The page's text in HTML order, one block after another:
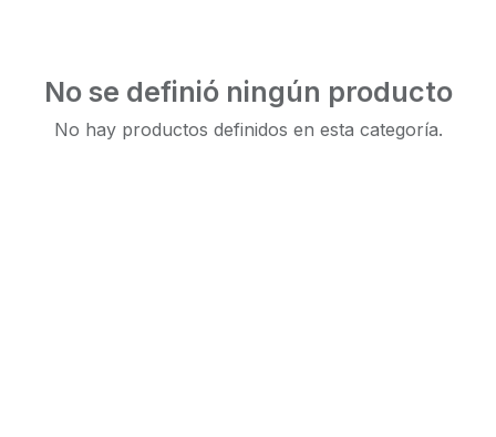
No se definió ningún producto
No hay productos definidos en esta categoría.